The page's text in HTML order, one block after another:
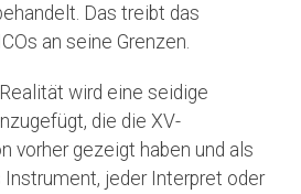
Das treibt das
an seine Grenzen.
wird eine seidige
die die XV-
vorher gezeigt haben und als
Instrument, jeder Interpret oder